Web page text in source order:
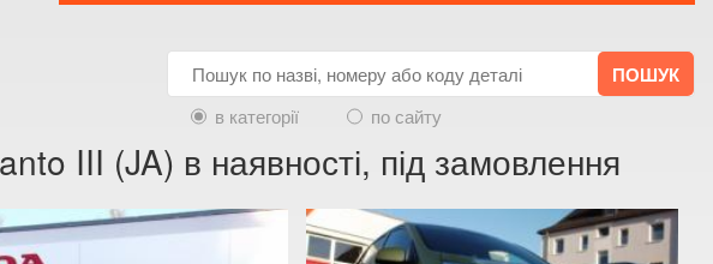
в категорії
по сайту
III (JA) в наявності, під замовлення